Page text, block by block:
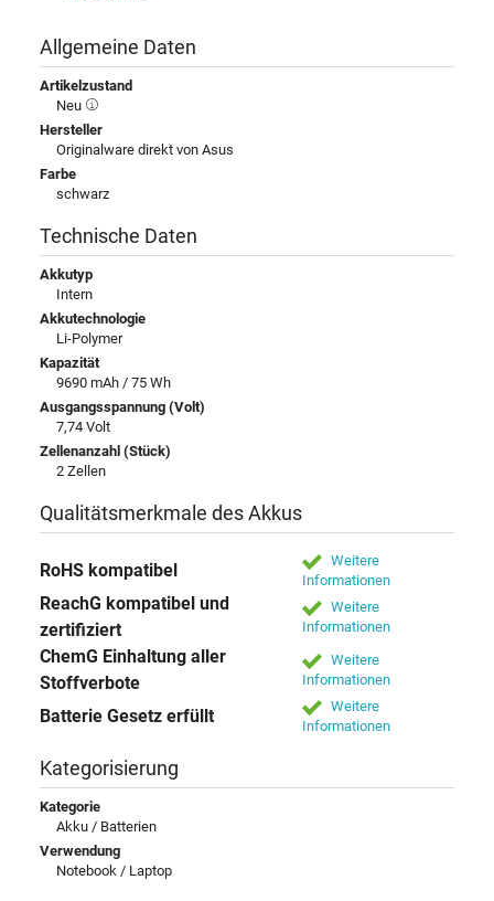
Allgemeine Daten
Artikelzustand
Neu
Hersteller
Originalware direkt von Asus
Farbe
schwarz
Technische Daten
Akkutyp
Intern
Akkutechnologie
Li-Polymer
Kapazität
9690 mAh / 75 Wh
Ausgangsspannung (Volt)
7,74 Volt
Zellenanzahl (Stück)
2 Zellen
Qualitätsmerkmale des Akkus
RoHS kompatibel
Weitere
Informationen
ReachG kompatibel und
zertifiziert
Weitere
Informationen
ChemG Einhaltung aller
Stoffverbote
Weitere
Informationen
Batterie Gesetz erfüllt
Weitere
Informationen
Kategorisierung
Kategorie
Akku / Batterien
Verwendung
Notebook / Laptop